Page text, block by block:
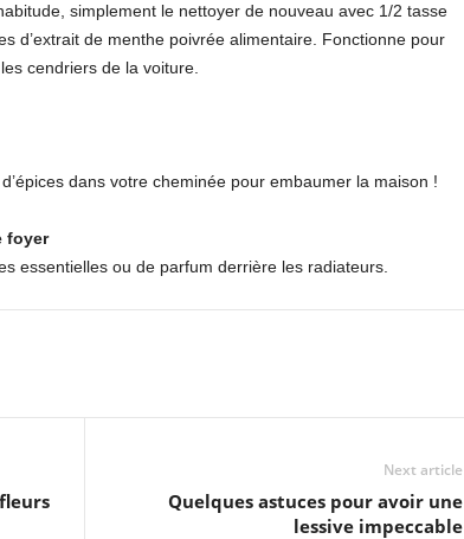
simplement le nettoyer de nouveau avec 1/2 tasse
d’extrait de menthe poivrée alimentaire. Fonctionne pour
cendriers de la voiture.
dans votre cheminée pour embaumer la maison !
foyer
essentielles ou de parfum derrière les radiateurs.
Next article
Quelques astuces pour avoir une
lessive impeccable